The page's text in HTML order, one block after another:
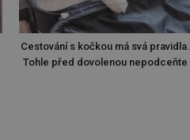
Cestování s kočkou má svá pravidla.
Tohle před dovolenou nepodceňte